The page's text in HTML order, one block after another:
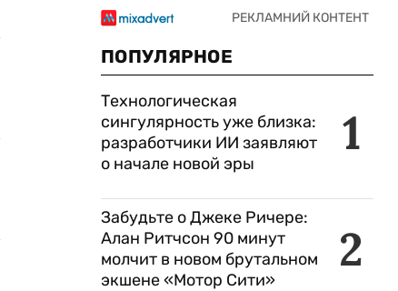
ПОПУЛЯРНОЕ
1
Технологическая
сингулярность уже близка:
разработчики ИИ заявляют
о начале новой эры
2
Забудьте о Джеке Ричере:
Алан Ритчсон 90 минут
молчит в новом брутальном
экшене «Мотор Сити»